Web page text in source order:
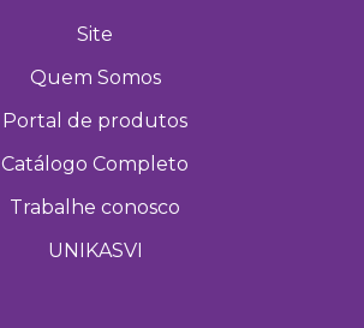
Site
Quem Somos
Portal de produtos
Catálogo Completo
Trabalhe conosco
UNIKASVI